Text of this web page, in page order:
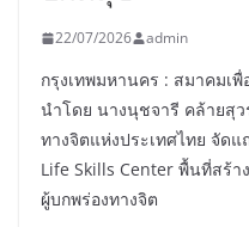
22/07/2026 admin
กรุงเทพมหานคร : สมาคมเ
นำโดย นางนุชจารี คล้ายสุ
ทางจิตแห่งประเทศไทย จัด
Life Skills Center พื้นที่สร้
ผู้บกพร่องทางจิต